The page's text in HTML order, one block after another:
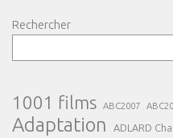
Rechercher
1001 films ABC2007
Adaptation ADLARD